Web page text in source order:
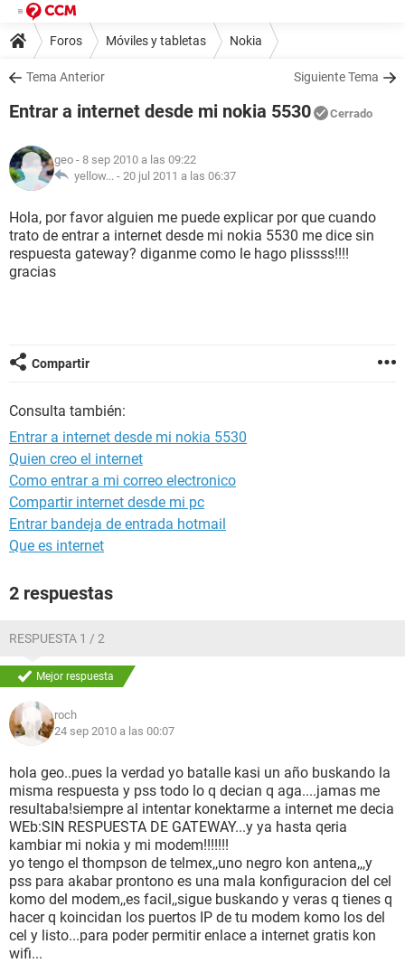
Foros Móviles y tabletas Nokia
Tema Anterior Siguiente Tema
Entrar a internet desde mi nokia 5530 Cerrado
geo - 8 sep 2010 a las 09:22
yellow... - 20 jul 2011 a las 06:37
Hola, por favor alguien me puede explicar por que cuando
trato de entrar a internet desde mi nokia 5530 me dice sin
respuesta gateway? diganme como le hago plissss!!!!
gracias
Compartir
Consulta también:
Entrar a internet desde mi nokia 5530
Quien creo el internet
Como entrar a mi correo electronico
Compartir internet desde mi pc
Entrar bandeja de entrada hotmail
Que es internet
2 respuestas
RESPUESTA 1 / 2
Mejor respuesta
roch
24 sep 2010 a las 00:07
hola geo..pues la verdad yo batalle kasi un año buskando la
misma respuesta y pss todo lo q decian q aga....jamas me
resultaba!siempre al intentar konektarme a internet me decia
WEb:SIN RESPUESTA DE GATEWAY...y ya hasta qeria
kambiar mi nokia y mi modem!!!!!!!
yo tengo el thompson de telmex,,uno negro kon antena,,,y
pss para akabar prontono es una mala konfiguracion del cel
komo del modem,,es facil,,sigue buskando y veras q tienes q
hacer q koincidan los puertos IP de tu modem komo los del
cel y listo...para poder permitir enlace a internet gratis kon
wifi...